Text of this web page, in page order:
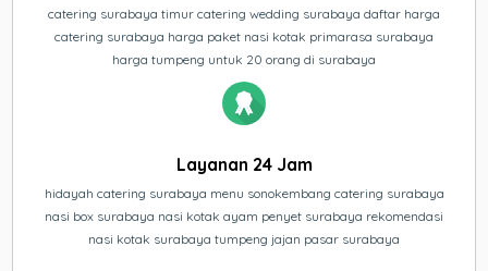
catering surabaya timur catering wedding surabaya daftar harga
catering surabaya harga paket nasi kotak primarasa surabaya
harga tumpeng untuk 20 orang di surabaya
Layanan 24 Jam
hidayah catering surabaya menu sonokembang catering surabaya
nasi box surabaya nasi kotak ayam penyet surabaya rekomendasi
nasi kotak surabaya tumpeng jajan pasar surabaya